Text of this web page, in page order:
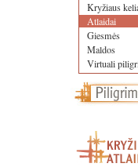
Kryžiaus
Atlaidai
Giesmės
Maldos
Virtuali